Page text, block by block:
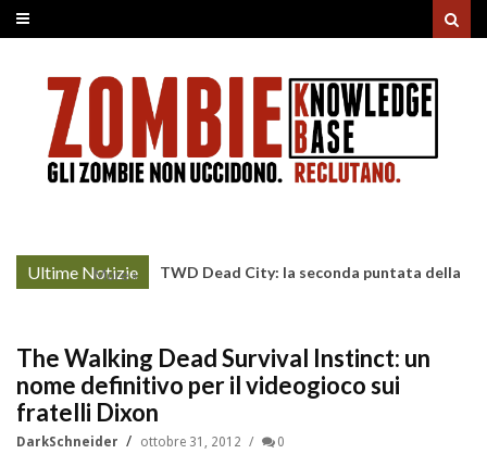
Ultime Notizie
More »
TWD Dead City: la seconda puntata della
The Walking Dead Survival Instinct: un
nome definitivo per il videogioco sui
fratelli Dixon
DarkSchneider ottobre 31, 2012 0